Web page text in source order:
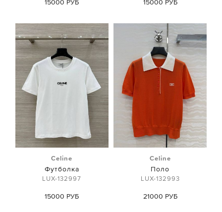
15000 РУБ 15000 РУБ
Celine
Футболка
LUX-132997
15000 РУБ
Celine
Поло
LUX-132993
21000 РУБ